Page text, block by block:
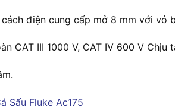
cách điện cung cấp mở 8 mm với vỏ
CAT III 1000 V, CAT IV 600 V Chịu